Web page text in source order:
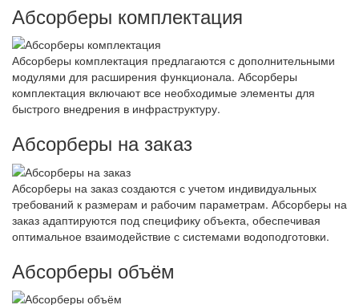
Абсорберы комплектация
Абсорберы комплектация предлагаются с дополнительными
модулями для расширения функционала. Абсорберы
комплектация включают все необходимые элементы для
быстрого внедрения в инфраструктуру.
Абсорберы на заказ
Абсорберы на заказ создаются с учетом индивидуальных
требований к размерам и рабочим параметрам. Абсорберы на
заказ адаптируются под специфику объекта, обеспечивая
оптимальное взаимодействие с системами водоподготовки.
Абсорберы объём